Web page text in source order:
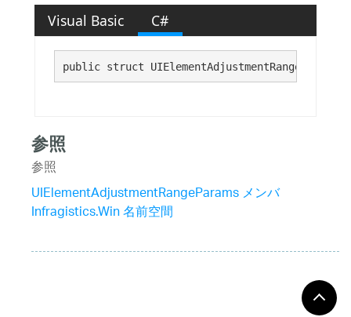
Visual Basic C#
public struct
参照
参照
UIElementAdjustmentRangeParams メンバ
Infragistics.Win 名前空間